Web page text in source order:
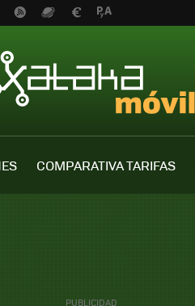
COMPARATIVA TARIFAS